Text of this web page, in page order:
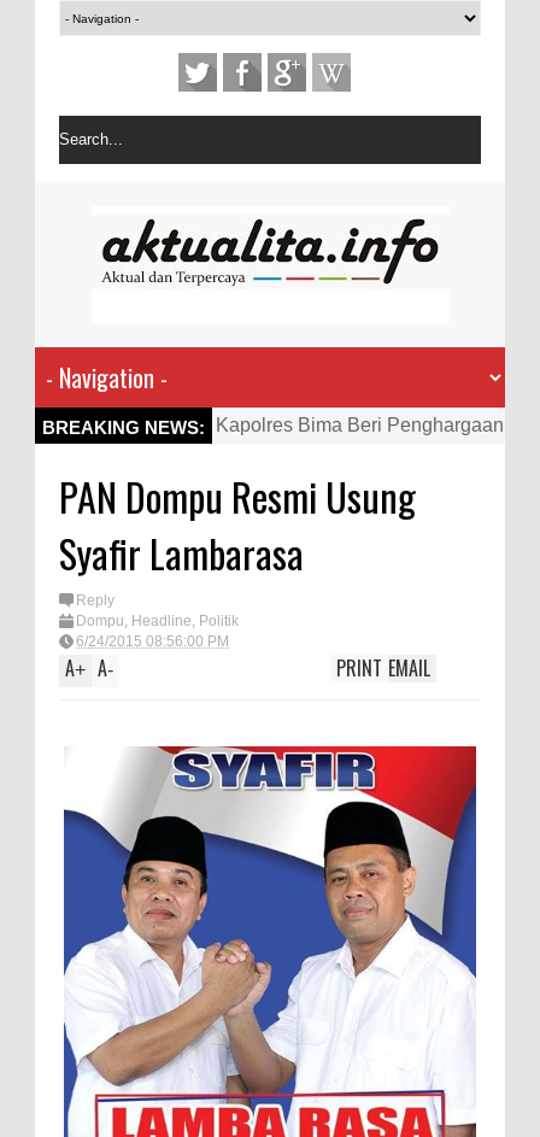
BREAKING NEWS:
Kapolres Bima Beri Penghargaan
Aktif Bantu Polisi Berantas
TEGAS! Kapolres Bima PTDH 1
Personel Berprestasi
Staf Ahli Tekankan Peran
Ekonomi Keluarga pada
Pelatihan Kewirausahaan Kota
Si Dokes Polres Bima Cek
Kesehatan Korban Kapal Wisata
yang Tenggelam di Perairan
Sanggar
Satpolairud Polres Bima dan Tim
Gabungan Evakuasi Korban
Kapal Wisata Tenggelam di
Perairan Sanggar
PAN Dompu Resmi Usung
Syafir Lambarasa
Reply
Dompu, Headline, Politik
6/24/2015 08:56:00 PM
A+ A- EMAIL
PRINT